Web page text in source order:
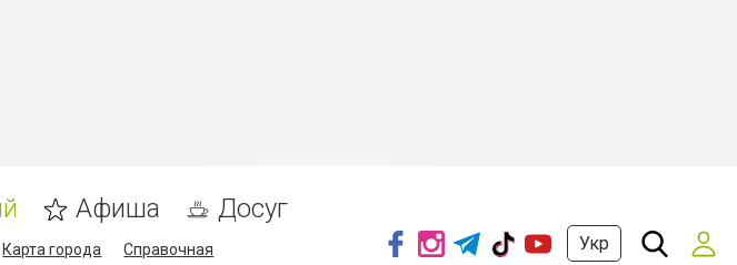
Афиша Досуг
Карта города
Справочная
Укр